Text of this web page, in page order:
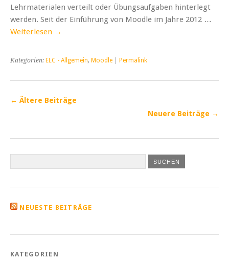
Lehrmaterialen verteilt oder Übungsaufgaben hinterlegt
werden. Seit der Einführung von Moodle im Jahre 2012 …
Weiterlesen →
Kategorien: ELC - Allgemein, Moodle Permalink
← Ältere Beiträge
Neuere Beiträge →
NEUESTE BEITRÄGE
KATEGORIEN